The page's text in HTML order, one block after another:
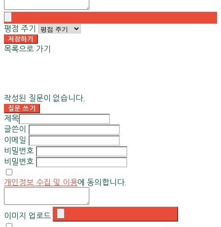
평점 주기
저장하기
목록으로 가기
작성된 질문이 없습니다.
질문 쓰기
제목
글쓴이
이메일
비밀번호
비밀번호
개인정보 수집 및 이용에 동의합니다.
이미지 업로드